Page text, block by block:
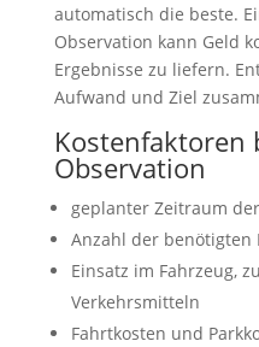
automatisch die beste.
Observation kann Geld
Ergebnisse zu liefern.
Aufwand und Ziel
Kostenfaktoren
Observation
geplanter Zeitraum
Anzahl der benötigten
Einsatz im Fahrzeug,
Verkehrsmitteln
Fahrtkosten und